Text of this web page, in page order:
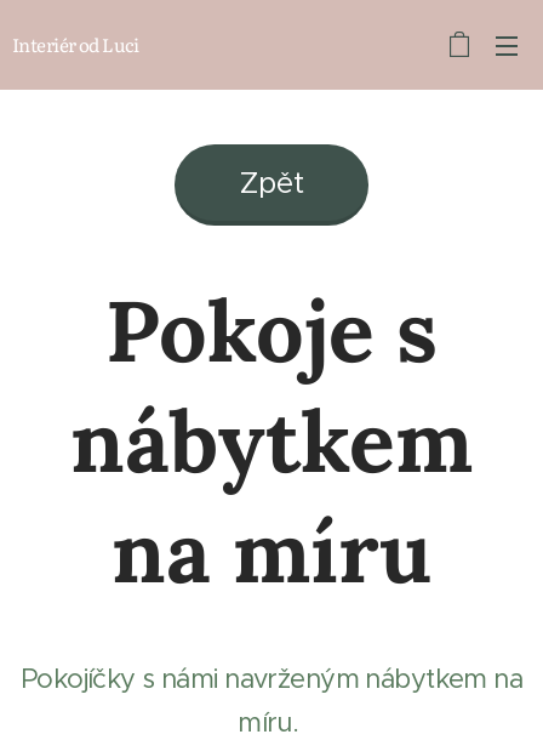
Interiér od Luci
Zpět
Pokoje s
nábytkem
na míru
Pokojíčky s námi navrženým nábytkem na
míru.